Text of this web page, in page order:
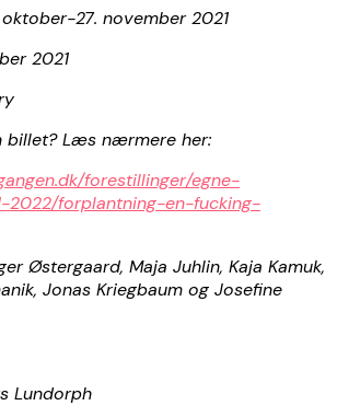
27. november 2021
2021
billet? Læs nærmere her:
forestillinger/egne-
2022/forplantning-en-fucking-
Østergaard, Maja Juhlin, Kaja Kamuk,
Jonas Kriegbaum og Josefine
Lundorph